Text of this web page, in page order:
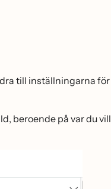
till inställningarna för
beroende på var du vill